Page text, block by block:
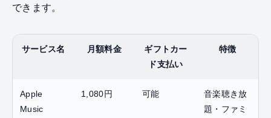
できます。
サービス名 月額料金
ギフトカー
ド支払い
特徴
Apple
Music
1,080円 可能
音楽聴き放
題・ファミ